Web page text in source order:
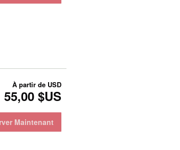
À partir de USD
55,00 $US
Maintenant